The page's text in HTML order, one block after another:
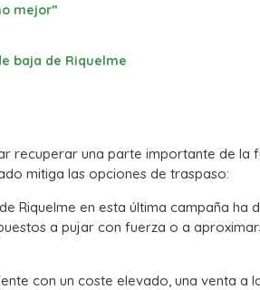
mejor”
baja de Riquelme
recuperar una parte importante de la
mitiga las opciones de traspaso:
Riquelme en esta última campaña ha
a pujar con fuerza o a
con un coste elevado, una venta a